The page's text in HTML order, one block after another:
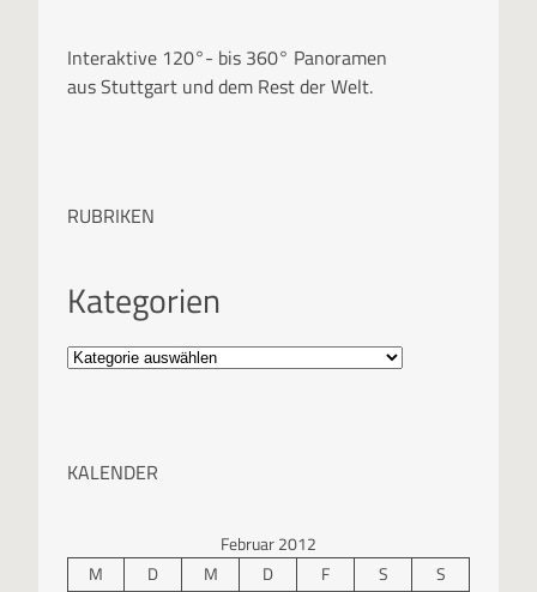
Interaktive 120°- bis 360° Panoramen
aus Stuttgart und dem Rest der Welt.
RUBRIKEN
Kategorien
KALENDER
Februar 2012
M
D M D F S
S